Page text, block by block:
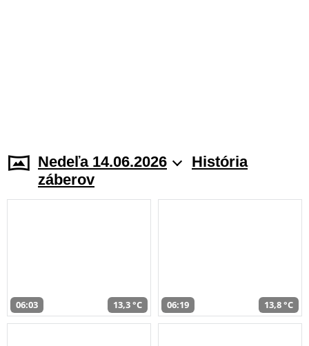
Nedeľa 14.06.2026
História
záberov
06:03 13,3 °C 06:19 13,8 °C